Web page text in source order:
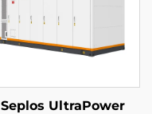
Seplos UltraPower